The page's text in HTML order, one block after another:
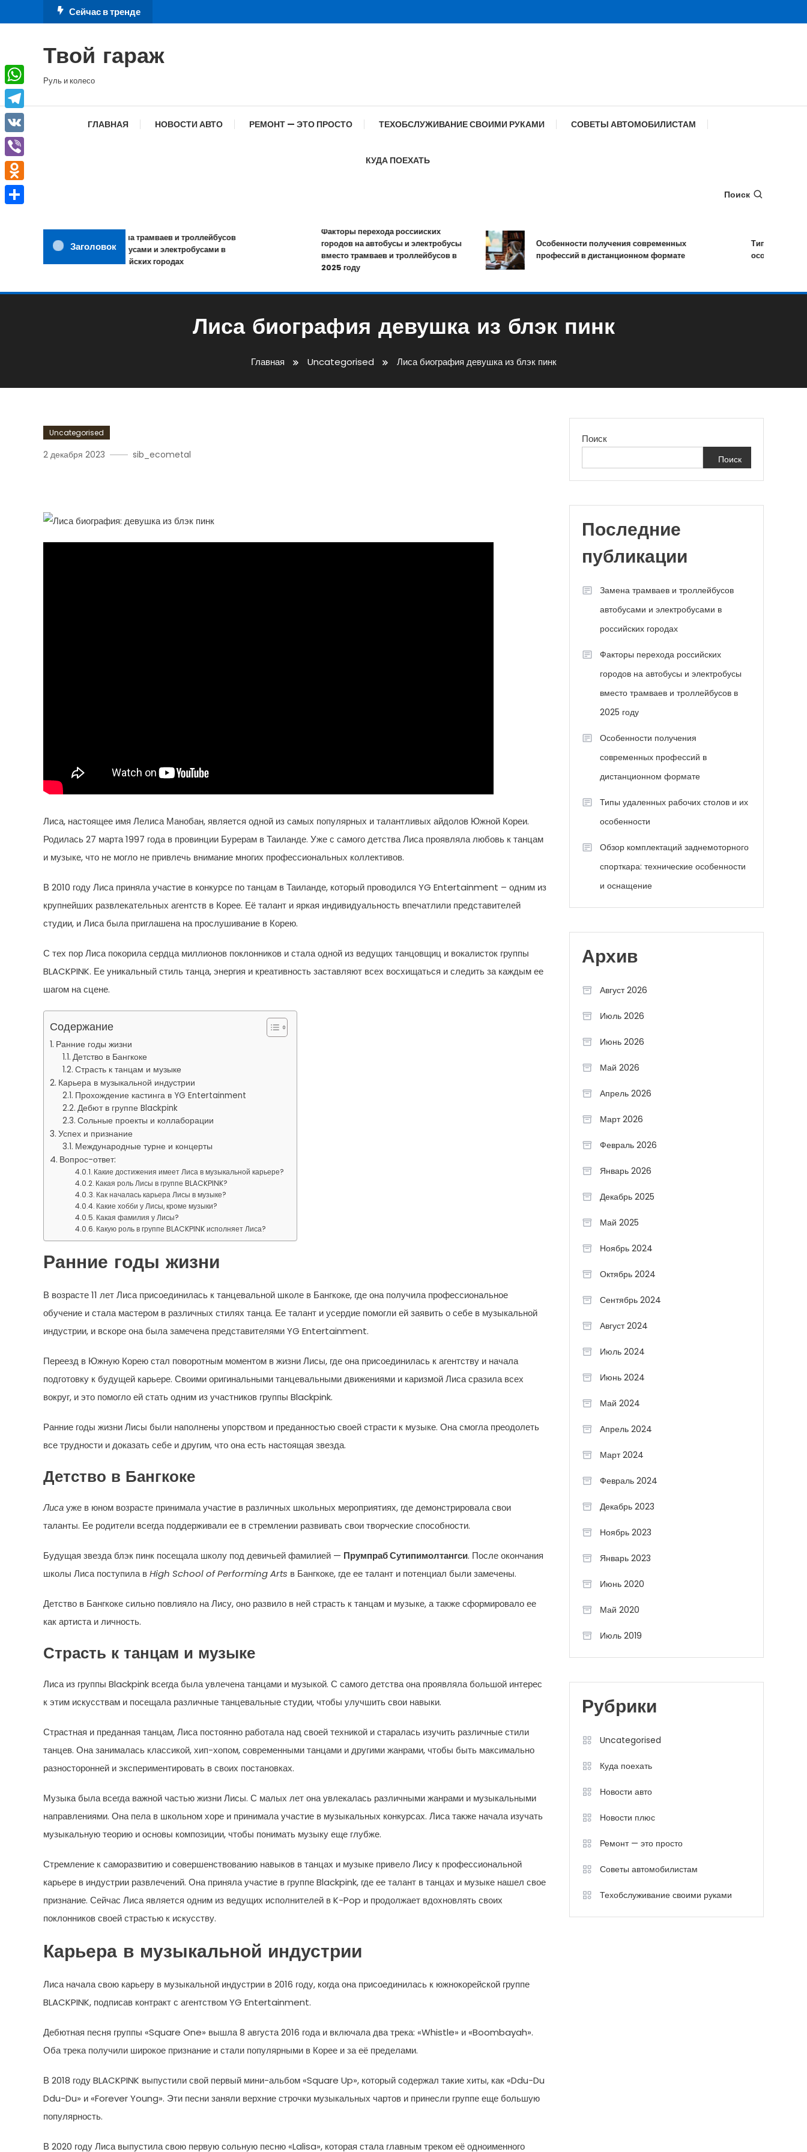
к
Сейчас в тренде
Твой гараж
Руль и колесо
ГЛАВНАЯ НОВОСТИ АВТО РЕМОНТ — ЭТО ПРОСТО ТЕХОБСЛУЖИВАНИЕ СВОИМИ РУКАМИ СОВЕТЫ АВТОМОБИЛИСТАМ
КУДА ПОЕХАТЬ
Поиск
Заголовок
Замена трамваев и троллейбусов
автобусами и электробусами в
российских городах
Факторы перехода российских
городов на автобусы и электробусы
вместо трамваев и троллейбусов в
2025 году
Особенности получения современных
профессий в дистанционном формате
Типы удаленных
особенности
Лиса биография девушка из блэк пинк
Главная Uncategorised Лиса биография девушка из блэк пинк
Uncategorised
2 декабря 2023 sib_ecometal
Лиса, настоящее имя Лелиса Манобан, является одной из самых популярных и талантливых айдолов Южной Кореи.
Родилась 27 марта 1997 года в провинции Бурерам в Таиланде. Уже с самого детства Лиса проявляла любовь к танцам
и музыке, что не могло не привлечь внимание многих профессиональных коллективов.
В 2010 году Лиса приняла участие в конкурсе по танцам в Таиланде, который проводился YG Entertainment – одним из
крупнейших развлекательных агентств в Корее. Её талант и яркая индивидуальность впечатлили представителей
студии, и Лиса была приглашена на прослушивание в Корею.
С тех пор Лиса покорила сердца миллионов поклонников и стала одной из ведущих танцовщиц и вокалисток группы
BLACKPINK. Ее уникальный стиль танца, энергия и креативность заставляют всех восхищаться и следить за каждым ее
шагом на сцене.
Содержание
Ранние годы жизни
Детство в Бангкоке
Страсть к танцам и музыке
Карьера в музыкальной индустрии
Прохождение кастинга в YG Entertainment
Дебют в группе Blackpink
Сольные проекты и коллаборации
Успех и признание
Международные турне и концерты
Вопрос-ответ:
Какие достижения имеет Лиса в музыкальной карьере?
Какая роль Лисы в группе BLACKPINK?
Как началась карьера Лисы в музыке?
Какие хобби у Лисы, кроме музыки?
Какая фамилия у Лисы?
Какую роль в группе BLACKPINK исполняет Лиса?
Ранние годы жизни
В возрасте 11 лет Лиса присоединилась к танцевальной школе в Бангкоке, где она получила профессиональное
обучение и стала мастером в различных стилях танца. Ее талант и усердие помогли ей заявить о себе в музыкальной
индустрии, и вскоре она была замечена представителями YG Entertainment.
Переезд в Южную Корею стал поворотным моментом в жизни Лисы, где она присоединилась к агентству и начала
подготовку к будущей карьере. Своими оригинальными танцевальными движениями и каризмой Лиса сразила всех
вокруг, и это помогло ей стать одним из участников группы Blackpink.
Ранние годы жизни Лисы были наполнены упорством и преданностью своей страсти к музыке. Она смогла преодолеть
все трудности и доказать себе и другим, что она есть настоящая звезда.
Детство в Бангкоке
Лисауже в юном возрасте принимала участие в различных школьных мероприятиях, где демонстрировала свои
таланты. Ее родители всегда поддерживали ее в стремлении развивать свои творческие способности.
Будущая звезда блэк пинк посещала школу под девичьей фамилией — Прумпраб Сутипимолтангси. После окончания
школы Лиса поступила вHigh School of Performing Arts в Бангкоке, где ее талант и потенциал были замечены.
Детство в Бангкоке сильно повлияло на Лису, оно развило в ней страсть к танцам и музыке, а также сформировало ее
как артиста и личность.
Страсть к танцам и музыке
Лиса из группы Blackpink всегда была увлечена танцами и музыкой. С самого детства она проявляла большой интерес
к этим искусствам и посещала различные танцевальные студии, чтобы улучшить свои навыки.
Страстная и преданная танцам, Лиса постоянно работала над своей техникой и старалась изучить различные стили
танцев. Она занималась классикой, хип-хопом, современными танцами и другими жанрами, чтобы быть максимально
разносторонней и экспериментировать в своих постановках.
Музыка была всегда важной частью жизни Лисы. С малых лет она увлекалась различными жанрами и музыкальными
направлениями. Она пела в школьном хоре и принимала участие в музыкальных конкурсах. Лиса также начала изучать
музыкальную теорию и основы композиции, чтобы понимать музыку еще глубже.
Стремление к саморазвитию и совершенствованию навыков в танцах и музыке привело Лису к профессиональной
карьере в индустрии развлечений. Она приняла участие в группе Blackpink, где ее талант в танцах и музыке нашел свое
признание. Сейчас Лиса является одним из ведущих исполнителей в K-Pop и продолжает вдохновлять своих
поклонников своей страстью к искусству.
Карьера в музыкальной индустрии
Лиса начала свою карьеру в музыкальной индустрии в 2016 году, когда она присоединилась к южнокорейской группе
BLACKPINK, подписав контракт с агентством YG Entertainment.
Дебютная песня группы «Square One» вышла 8 августа 2016 года и включала два трека: «Whistle» и «Boombayah».
Оба трека получили широкое признание и стали популярными в Корее и за её пределами.
В 2018 году BLACKPINK выпустили свой первый мини-альбом «Square Up», который содержал такие хиты, как «Ddu-Du
Ddu-Du» и «Forever Young». Эти песни заняли верхние строчки музыкальных чартов и принесли группе еще большую
популярность.
В 2020 году Лиса выпустила свою первую сольную песню «Lalisa», которая стала главным треком её одноименного
Поиск
Поиск
Последние
публикации
Замена трамваев и троллейбусов
автобусами и электробусами в
российских городах
Факторы перехода российских
городов на автобусы и электробусы
вместо трамваев и троллейбусов в
2025 году
Особенности получения
современных профессий в
дистанционном формате
Типы удаленных рабочих столов и их
особенности
Обзор комплектаций заднемоторного
спорткара: технические особенности
и оснащение
Архив
Август 2026
Июль 2026
Июнь 2026
Май 2026
Апрель 2026
Март 2026
Февраль 2026
Январь 2026
Декабрь 2025
Май 2025
Ноябрь 2024
Октябрь 2024
Сентябрь 2024
Август 2024
Июль 2024
Июнь 2024
Май 2024
Апрель 2024
Март 2024
Февраль 2024
Декабрь 2023
Ноябрь 2023
Январь 2023
Июнь 2020
Май 2020
Июль 2019
Рубрики
Uncategorised
Куда поехать
Новости авто
Новости плюс
Ремонт — это просто
Советы автомобилистам
Техобслуживание своими руками
WhatsApp
Telegram
VK
Viber
Odnoklassniki